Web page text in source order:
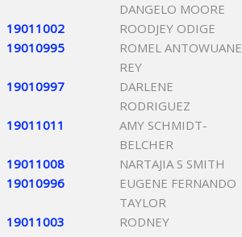
DANGELO MOORE
19011002 ROODJEY ODIGE
19010995
ROMEL ANTOWUANE
REY
19010997
DARLENE
RODRIGUEZ
19011011
AMY SCHMIDT-
BELCHER
19011008 NARTAJIA S SMITH
19010996
EUGENE FERNANDO
TAYLOR
19011003
RODNEY